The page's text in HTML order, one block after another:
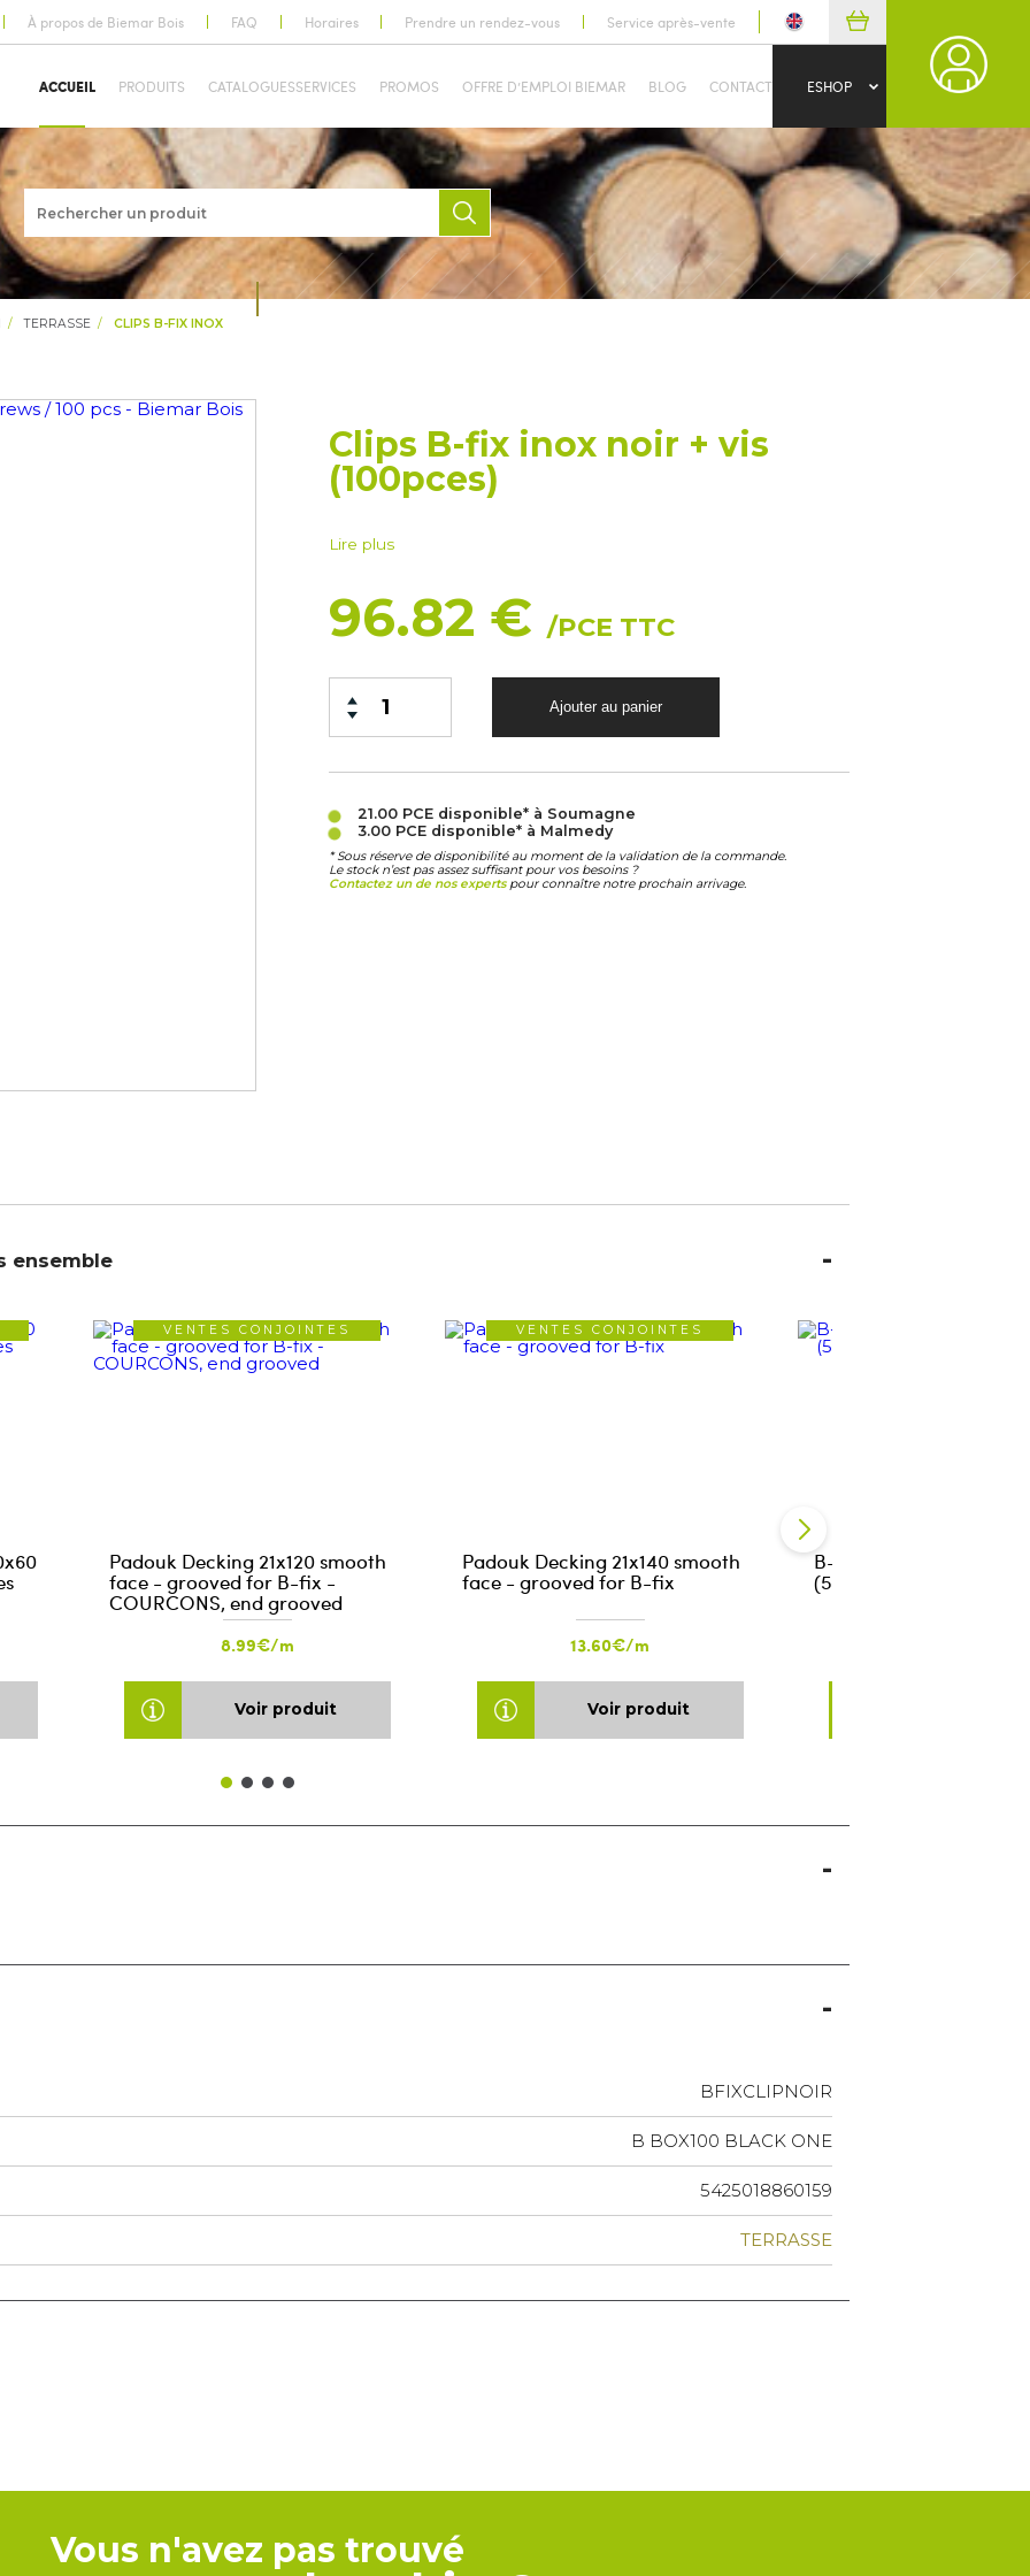
À propos de Biemar Bois FAQ Horaires Prendre un rendez-vous Service après-vente
ACCUEIL PRODUITS CATALOGUESSERVICES PROMOS OFFRE D’EMPLOI BIEMAR BLOG CONTACT ESHOP
TERRASSE
CLIPS B-FIX INOX
Clips B-fix inox noir + vis
(100pces)
Lire plus
96.82 € /PCE TTC
21.00 PCE disponible* à Soumagne
3.00 PCE disponible* à Malmedy
* Sous réserve de disponibilité au moment de la validation de la commande.
Le stock n’est pas assez suffisant pour vos besoins ?
Contactez un de nos expertspour connaître notre prochain arrivage.
ensemble
VENTES CONJOINTES
Padouk Decking 21x120 smooth
face - grooved for B-fix -
COURCONS, end grooved
8.99€/m
Voir produit
VENTES CONJOINTES
Padouk Decking 21x140 smooth
face - grooved for B-fix
13.60€/m
Voir produit
B-FIX Black Connectors
(50 pcs)
BFIXCLIPNOIR
B BOX100 BLACK ONE
5425018860159
TERRASSE
Vous n'avez pas trouvé